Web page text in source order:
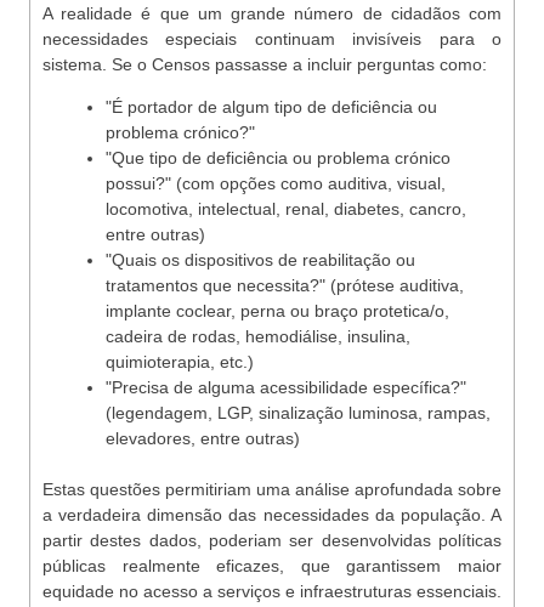
A realidade é que um grande número de cidadãos com
necessidades especiais continuam invisíveis para o
sistema. Se o Censos passasse a incluir perguntas como:
"É portador de algum tipo de deficiência ou
problema crónico?"
"Que tipo de deficiência ou problema crónico
possui?" (com opções como auditiva, visual,
locomotiva, intelectual, renal, diabetes, cancro,
entre outras)
"Quais os dispositivos de reabilitação ou
tratamentos que necessita?" (prótese auditiva,
implante coclear, perna ou braço protetica/o,
cadeira de rodas, hemodiálise, insulina,
quimioterapia, etc.)
"Precisa de alguma acessibilidade específica?"
(legendagem, LGP, sinalização luminosa, rampas,
elevadores, entre outras)
Estas questões permitiriam uma análise aprofundada sobre
a verdadeira dimensão das necessidades da população. A
partir destes dados, poderiam ser desenvolvidas políticas
públicas realmente eficazes, que garantissem maior
equidade no acesso a serviços e infraestruturas essenciais.